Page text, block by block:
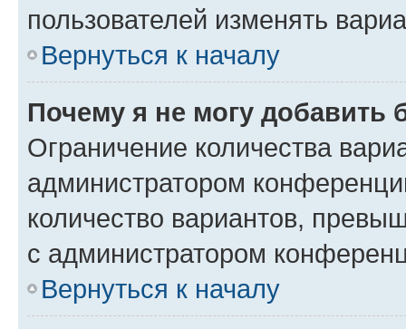
пользователей изменять
Вернуться к началу
Почему я не могу добавить
Ограничение количества
администратором
количество вариантов,
с администратором
Вернуться к началу